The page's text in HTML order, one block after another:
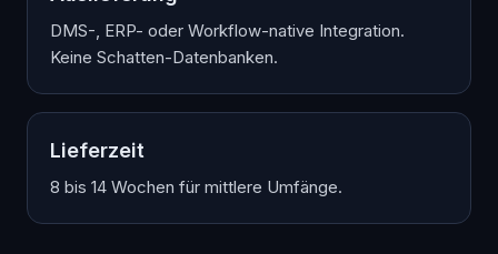
DMS-, ERP- oder Workflow-native Integration.
Keine Schatten-Datenbanken.
Lieferzeit
8 bis 14 Wochen für mittlere Umfänge.